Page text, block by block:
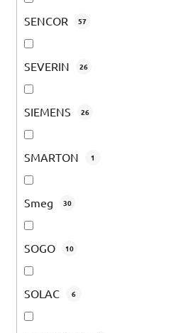
SENCOR 57
SEVERIN 26
SIEMENS 26
SMARTON 1
Smeg 30
SOGO 10
SOLAC 6